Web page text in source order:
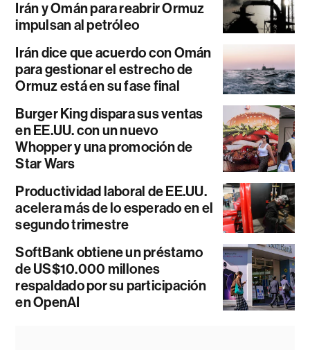
Irán y Omán para reabrir Ormuz
impulsan al petróleo
Irán dice que acuerdo con Omán
para gestionar el estrecho de
Ormuz está en su fase final
Burger King dispara sus ventas
en EE.UU. con un nuevo
Whopper y una promoción de
Star Wars
Productividad laboral de EE.UU.
acelera más de lo esperado en el
segundo trimestre
SoftBank obtiene un préstamo
de US$10.000 millones
respaldado por su participación
en OpenAI